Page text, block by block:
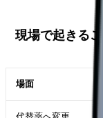
現場で起きるこ
場面